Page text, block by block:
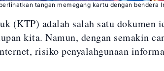
tangan memegang kartu dengan bendera
(KTP) adalah salah satu dokumen
kita. Namun, dengan semakin
risiko penyalahgunaan